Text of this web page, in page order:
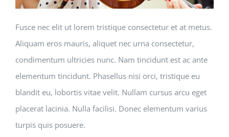
Fusce nec elit ut lorem tristique consectetur et at metus.
Aliquam eros mauris, aliquet nec urna consectetur,
condimentum ultricies nunc. Nam tincidunt est ac ante
elementum tincidunt. Phasellus nisi orci, tristique eu
blandit eu, lobortis vitae velit. Nullam cursus arcu eget
placerat lacinia. Nulla facilisi. Donec elementum varius
turpis quis posuere.